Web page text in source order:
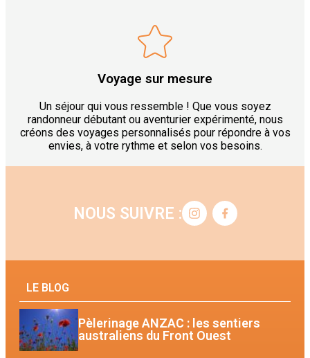
Voyage sur mesure
Un séjour qui vous ressemble ! Que vous soyez
randonneur débutant ou aventurier expérimenté, nous
créons des voyages personnalisés pour répondre à vos
envies, à votre rythme et selon vos besoins.
NOUS SUIVRE :
LE BLOG
Pèlerinage ANZAC : les sentiers
australiens du Front Ouest